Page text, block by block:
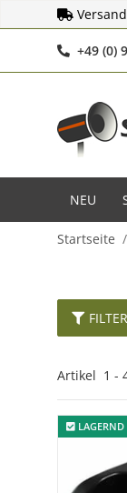
+49 (0)
NEU
Startseite
FILTER
Artikel 1 -
LAGERND
LAGERND